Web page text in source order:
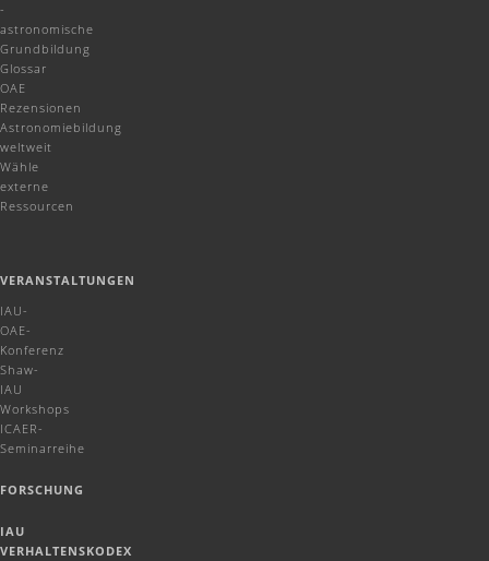
-
astronomische
Grundbildung
Glossar
OAE
Rezensionen
Astronomiebildung
weltweit
Wähle
externe
Ressourcen
VERANSTALTUNGEN
IAU-
OAE-
Konferenz
Shaw-
IAU
Workshops
ICAER-
Seminarreihe
FORSCHUNG
IAU
VERHALTENSKODEX